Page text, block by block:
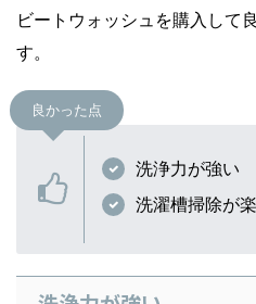
ビートウォッシュを購入して
す。
良かった点
洗浄力が強い
洗濯槽掃除が